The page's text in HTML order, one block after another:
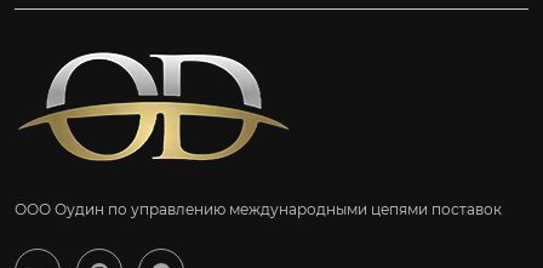
ООО Оудин по управлению международными цепями поставок